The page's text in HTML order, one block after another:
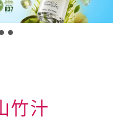
竹汁